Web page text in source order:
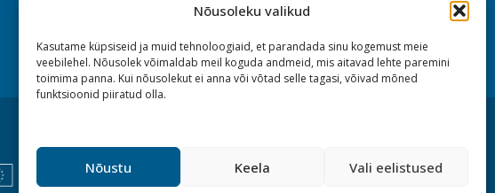
Nõusoleku valikud
Kasutame küpsiseid ja muid tehnoloogiaid, et parandada sinu kogemust meie
veebilehel. Nõusolek võimaldab meil koguda andmeid, mis aitavad lehte paremini
toimima panna. Kui nõusolekut ei anna või võtad selle tagasi, võivad mõned
funktsioonid piiratud olla.
Nõustu Keela Vali eelistused